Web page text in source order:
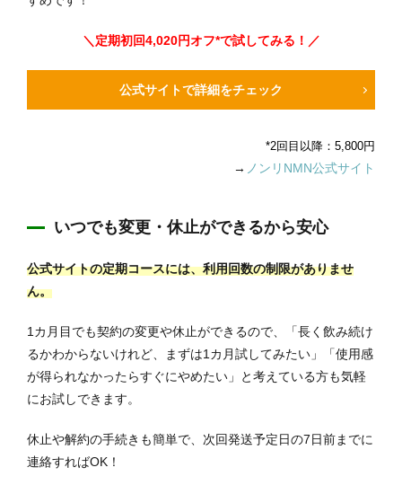
＼定期初回4,020円オフ*で試してみる！／
公式サイトで詳細をチェック
*2回目以降：5,800円
→ ノンリNMN公式サイト
いつでも変更・休止ができるから安心
公式サイトの定期コースには、利用回数の制限がありませ
ん。
1カ月目でも契約の変更や休止ができるので、「長く飲み続け
るかわからないけれど、まずは1カ月試してみたい」「使用感
が得られなかったらすぐにやめたい」と考えている方も気軽
にお試しできます。
休止や解約の手続きも簡単で、次回発送予定日の7日前までに
連絡すればOK！